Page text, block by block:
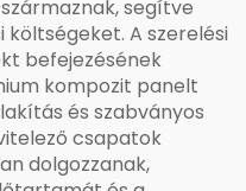
segítve
A szerelési
befejezésének
kompozit panelt
és szabványos
csapatok
dolgozzanak,